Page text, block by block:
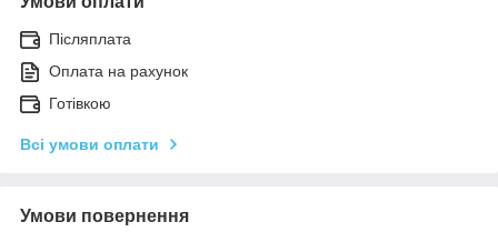
Післяплата
Оплата на рахунок
Готівкою
Всі умови оплати
Умови повернення